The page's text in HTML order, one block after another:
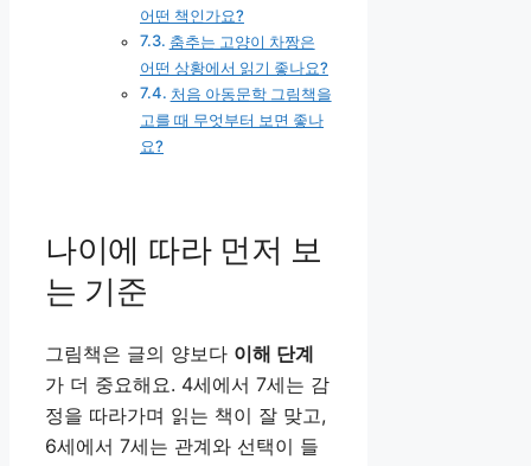
어떤 책인가요?
춤추는 고양이 차짱은
어떤 상황에서 읽기 좋나요?
처음 아동문학 그림책을
고를 때 무엇부터 보면 좋나
요?
나이에 따라 먼저 보
는 기준
그림책은 글의 양보다 이해 단계
가 더 중요해요. 4세에서 7세는 감
정을 따라가며 읽는 책이 잘 맞고,
6세에서 7세는 관계와 선택이 들